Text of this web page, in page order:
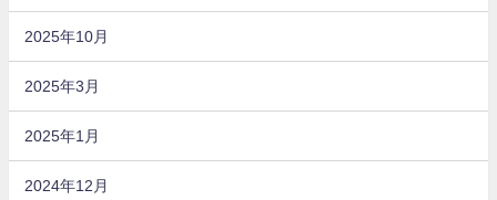
2025年10月
2025年3月
2025年1月
2024年12月